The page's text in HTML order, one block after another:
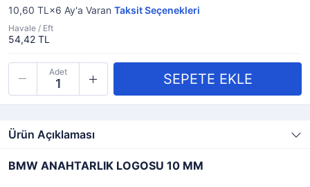
10,60 TL×6 Ay'a Varan Taksit Seçenekleri
Havale / Eft
54,42 TL
Adet
Ürün Açıklaması
BMW ANAHTARLIK LOGOSU 10 MM